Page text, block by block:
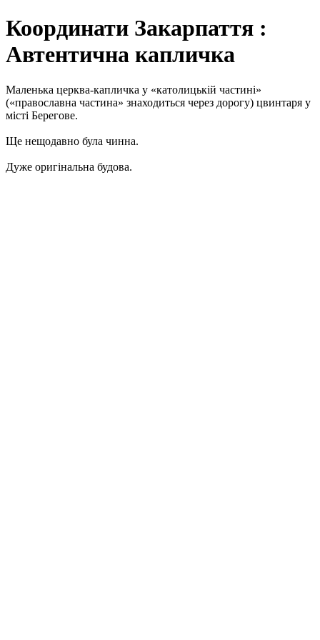
Координати Закарпаття :
Автентична капличка
Маленька церква-капличка у «католицькій частині»
(«православна частина» знаходиться через дорогу) цвинтаря у
місті Берегове.
Ще нещодавно була чинна.
Дуже оригінальна будова.